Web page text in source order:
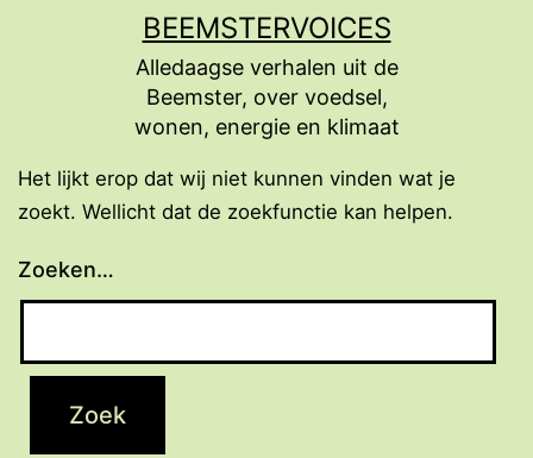
BEEMSTERVOICES
Alledaagse verhalen uit de
Beemster, over voedsel,
wonen, energie en klimaat
Het lijkt erop dat wij niet kunnen vinden wat je
zoekt. Wellicht dat de zoekfunctie kan helpen.
Zoeken…